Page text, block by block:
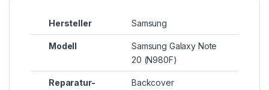
Hersteller Samsung
Modell
Samsung Galaxy Note
20 (N980F)
Reparatur-
Backcover